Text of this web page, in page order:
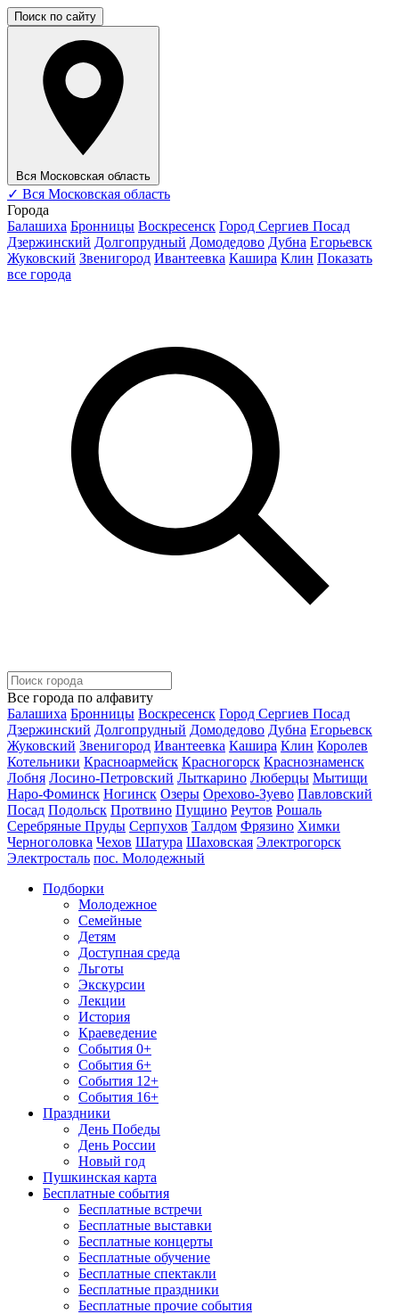
Поиск по сайту
Вся Московская область
✓ Вся Московская область
Города
Балашиха Бронницы Воскресенск Город Сергиев Посад
Дзержинский Долгопрудный Домодедово Дубна Егорьевск
Жуковский Звенигород Ивантеевка Кашира Клин Показать
все города
Все города по алфавиту
Балашиха Бронницы Воскресенск Город Сергиев Посад
Дзержинский Долгопрудный Домодедово Дубна Егорьевск
Жуковский Звенигород Ивантеевка Кашира Клин Королев
Котельники Красноармейск Красногорск Краснознаменск
Лобня Лосино-Петровский Лыткарино Люберцы Мытищи
Наро-Фоминск Ногинск Озеры Орехово-Зуево Павловский
Посад Подольск Протвино Пущино Реутов Рошаль
Серебряные Пруды Серпухов Талдом Фрязино Химки
Черноголовка Чехов Шатура Шаховская Электрогорск
Электросталь пос. Молодежный
Подборки
Молодежное
Семейные
Детям
Доступная среда
Льготы
Экскурсии
Лекции
История
Краеведение
События 0+
События 6+
События 12+
События 16+
Праздники
День Победы
День России
Новый год
Пушкинская карта
Бесплатные события
Бесплатные встречи
Бесплатные выставки
Бесплатные концерты
Бесплатные обучение
Бесплатные спектакли
Бесплатные праздники
Бесплатные прочие события